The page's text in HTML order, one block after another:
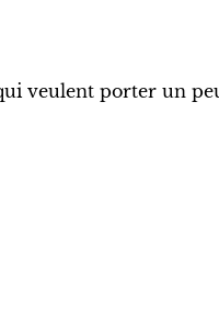
veulent porter un